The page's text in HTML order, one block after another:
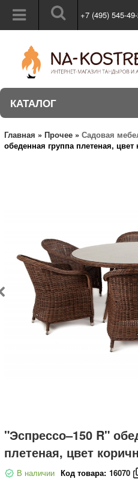
+7 (495) 545-
КАТАЛОГ
Главная » Прочее » Садовая
обеденная группа плетеная,
"Эспрессо–150 R"
плетеная, цвет
В наличии Код товара: 16070